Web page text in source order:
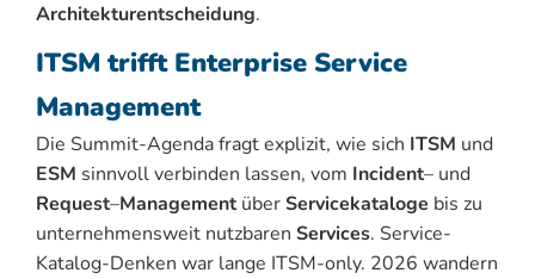
Architekturentscheidung.
ITSM trifft Enterprise Service
Management
Die Summit-Agenda fragt explizit, wie sich ITSM und
ESM sinnvoll verbinden lassen, vom Incident– und
Request–ManagementüberServicekataloge bis zu
unternehmensweit nutzbaren Services. Service-
Katalog-Denken war lange ITSM-only. 2026 wandern